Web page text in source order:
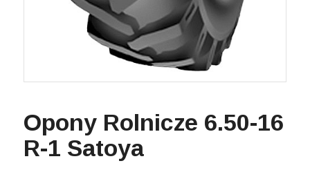
Opony Rolnicze 6.50-16
R-1 Satoya